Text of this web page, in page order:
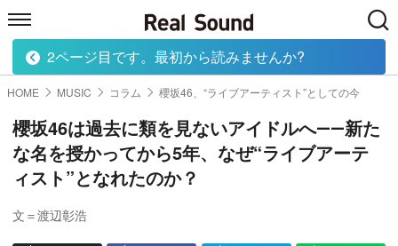
HOME MUSIC MOVIE TECH
HOME MUSIC コラム 櫻坂46、“ライブアーティスト”としての今
櫻坂46は過去に類を見ないアイドルへ――新た
な名を授かってから5年、なぜ“ライブアーテ
ィスト”となれたのか？
文＝渡辺彰浩
2ページ目です。最初から読みませんか?